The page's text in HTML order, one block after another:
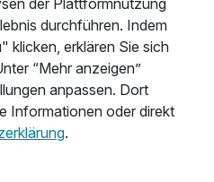
bieten die besten
die Hotels in Bad
durchführen. Indem
klicken, erklären Sie sich
“Mehr anzeigen”
anpassen. Dort
Informationen oder direkt
.